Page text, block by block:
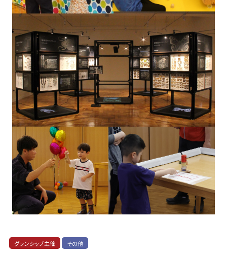
よくある質問
グランシップ主催 その他